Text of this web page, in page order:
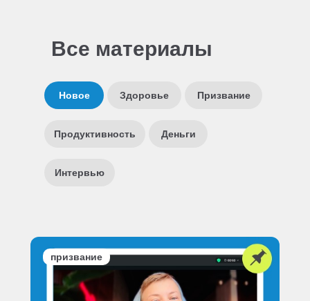
Все материалы
Новое Призвание
Продуктивность
Здоровье
Деньги
Интервью
призвание